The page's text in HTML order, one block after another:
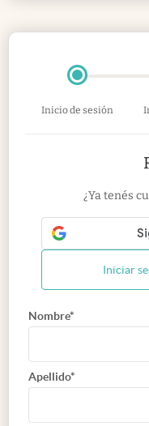
Inicio de sesión
¿Ya tenés
Iniciar
Nombre*
Apellido*